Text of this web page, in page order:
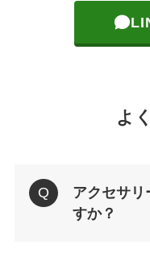
よ
アクセサリ
すか？